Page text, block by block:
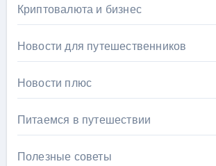
Криптовалюта и бизнес
Новости для путешественников
Новости плюс
Питаемся в путешествии
Полезные советы